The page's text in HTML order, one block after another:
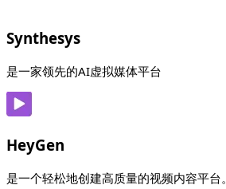
Synthesys
是一家领先的AI虚拟媒体平台
HeyGen
是一个轻松地创建高质量的视频内容平台。